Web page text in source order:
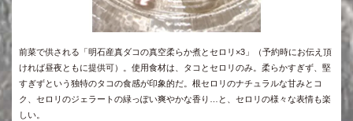
前菜で供される「明石産真ダコの真空柔らか煮とセロリ×3」（予約時にお伝え頂
ければ昼夜ともに提供可）。使用食材は、タコとセロリのみ。柔らかすぎず、堅
すぎずという独特のタコの食感が印象的だ。根セロリのナチュラルな甘みとコ
ク、セロリのジェラートの緑っぽい爽やかな香り…と、セロリの様々な表情も楽
しい。